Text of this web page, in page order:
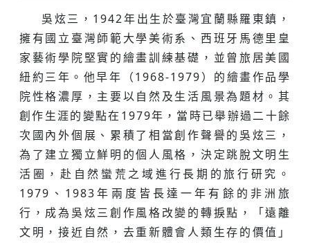
吳炫三，1942年出生於臺灣宜蘭縣羅東鎮，
擁有國立臺灣師範大學美術系、西班牙馬德里皇
家藝術學院堅實的繪畫訓練基礎，並曾旅居美國
紐約三年。他早年（1968-1979）的繪畫作品學
院性格濃厚，主要以自然及生活風景為題材。其
創作生涯的變點在1979年，當時已舉辦過二十餘
次國內外個展、累積了相當創作聲譽的吳炫三，
為了建立獨立鮮明的個人風格，決定跳脫文明生
活圈，赴自然蠻荒之域進行長期的旅行研究。
1979、1983年兩度皆長達一年有餘的非洲旅
行，成為吳炫三創作風格改變的轉捩點，「遠離
文明，接近自然，去重新體會人類生存的價值」